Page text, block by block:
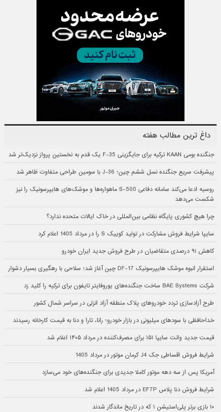
داغ ترین مطالب هفته
جنگنده بومی KAAN ترکیه برای جایگزینی F-35 یک قدم به نخستین پرواز نزدیک‌تر شد
پیشرفت سریع جنگنده نسل ششم چین؛ J-36 با سومین طراحی متفاوت ظاهر شد
روسیه ادعا می‌کند سامانه دفاعی S-500 ماهواره‌ها و موشک‌های هایپرسونیک را نیز
شکست می‌دهد
چرا هیچ کشوری پایگاه نظامی بین‌المللی در خاک ایالات متحده ندارد؟
سایپا شرایط فروش مشارکت در تولید کوییک S را در مرداد 1405 اعلام کرد
کاهش ۹۱ درصدی متقاضیان در طرح فروش جدید ایران خودرو
استقرار انبوه موشک هایپرسونیک DF-17 چین آغاز شد؛ سلاحی با رهگیری بسیار دشوار
شرکت BAE Systems ساخت جنگنده‌های یوروفایتر تایفون برای ترکیه را کلید زد
طرح آزادسازی تردد خودروهای پلاک منطقه آزاد انزلی در سراسر شمال کشور
خداحافظی با سودهای میلیونی در بازار خودرو؛ رانا، تارا و دنا به قیمت کارخانه رسیدند
قیمت جدید وانت سایپا ۱۵۱ برای مصرف‌کننده در مرداد ۱۴۰۵ اعلام شد
شرایط فروش اقساطی جک J4 کرمان موتور در مرداد 1405
آمریکا پس از سه دهه موتور کاملا جدیدی برای جنگنده‌های خود می‌سازد
شرایط فروش دنا پلاس EF7P در مرداد 1405 اعلام شد
۱۰ بازی برتر پلی‌استیشن ۱ که در تاریخ ماندگار شدند